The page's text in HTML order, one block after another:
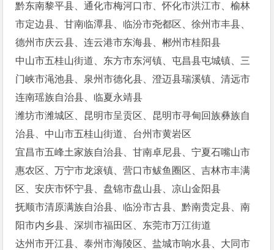
黔东南黎平县、通化市梅河口市、怀化市洪江市、榆林
市定边县、甘南临潭县、临汾市尧都区、徐州市丰县、
德州市庆云县、连云港市东海县、郴州市桂阳县
中山市五桂山街道、东方市东河镇、屯昌县屯城镇、三
门峡市渑池县、泉州市德化县、澄迈县瑞溪镇、清远市
连南瑶族自治县、临夏永靖县
潍坊市潍城区、昆明市呈贡区、昆明市寻甸回族彝族自
治县、中山市五桂山街道、台州市黄岩区
宜昌市五峰土家族自治县、甘南卓尼县、宁夏石嘴山市
惠农区、万宁市龙滚镇、营口市鲅鱼圈区、吉林市丰满
区、安庆市怀宁县、盘锦市盘山县、凉山金阳县
抚顺市清原满族自治县、临汾市古县、黔南贵定县、南
阳市内乡县、深圳市福田区、东莞市万江街道
达州市开江县、泰州市海陵区、盐城市响水县、大同市